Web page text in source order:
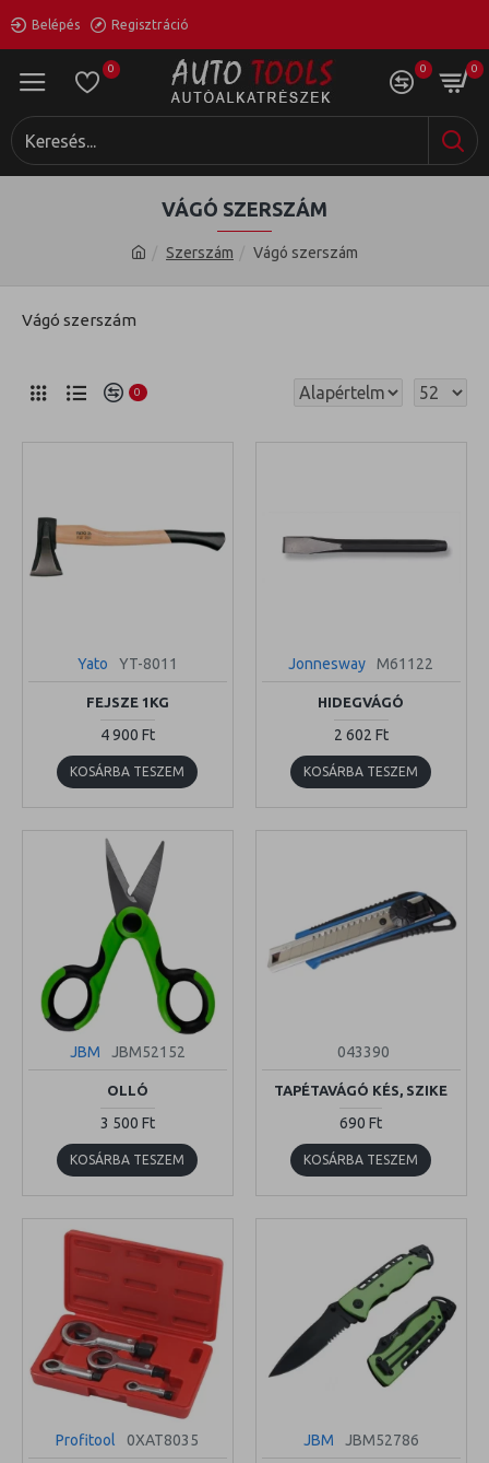
Belépés Regisztráció
0 0 0
Szerszám Vágó szerszám
VÁGÓ SZERSZÁM
Vágó szerszám
0
Yato YT-8011
FEJSZE 1KG
4 900 Ft
KOSÁRBA TESZEM
Jonnesway M61122
HIDEGVÁGÓ
2 602 Ft
KOSÁRBA TESZEM
JBM JBM52152
OLLÓ
3 500 Ft
KOSÁRBA TESZEM
043390
TAPÉTAVÁGÓ KÉS, SZIKE
690 Ft
KOSÁRBA TESZEM
Profitool 0XAT8035 JBM JBM52786